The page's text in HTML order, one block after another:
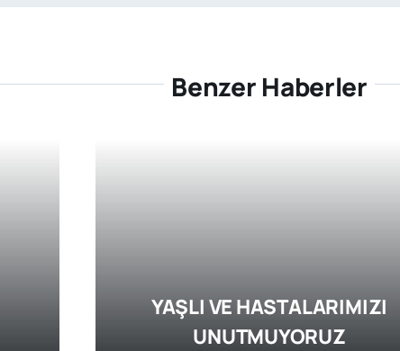
Benzer Haberler
YAŞLI VE HASTALARIMIZI
UNUTMUYORUZ